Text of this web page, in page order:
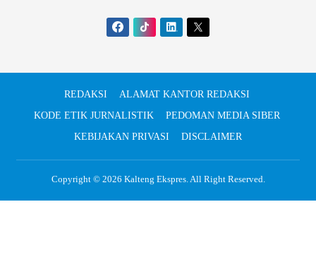
REDAKSI
ALAMAT KANTOR REDAKSI
KODE ETIK JURNALISTIK
PEDOMAN MEDIA SIBER
KEBIJAKAN PRIVASI
DISCLAIMER
Copyright © 2026 Kalteng Ekspres. All Right Reserved.